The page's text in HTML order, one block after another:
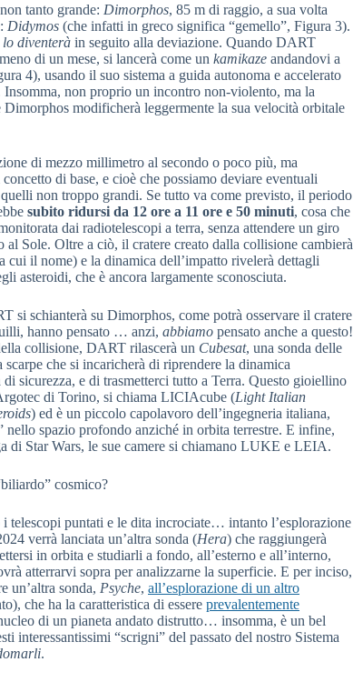
tanto grande: Dimorphos, 85 m di raggio, a sua volta
Didymos (che infatti in greco significa “gemello”, Figura 3).
lo diventerà in seguito alla deviazione. Quando DART
di un mese, si lancerà come un kamikaze andandovi a
4), usando il suo sistema a guida autonoma e accelerato
Insomma, non proprio un incontro non-violento, ma la
Dimorphos modificherà leggermente la sua velocità orbitale
di mezzo millimetro al secondo o poco più, ma
di base, e cioè che possiamo deviare eventuali
non troppo grandi. Se tutto va come previsto, il periodo
subito ridursi da 12 ore a 11 ore e 50 minuti, cosa che
dai radiotelescopi a terra, senza attendere un giro
al Sole. Oltre a ciò, il cratere creato dalla collisione cambierà
cui il nome) e la dinamica dell’impatto rivelerà dettagli
asteroidi, che è ancora largamente sconosciuta.
schianterà su Dimorphos, come potrà osservare il cratere
hanno pensato … anzi, abbiamo pensato anche a questo!
collisione, DART rilascerà un Cubesat, una sonda delle
che si incaricherà di riprendere la dinamica
di sicurezza, e di trasmetterci tutto a Terra. Questo gioiellino
di Torino, si chiama LICIAcube (Light Italian
) ed è un piccolo capolavoro dell’ingegneria italiana,
nello spazio profondo anziché in orbita terrestre. E infine,
di Star Wars, le sue camere si chiamano LUKE e LEIA.
cosmico?
telescopi puntati e le dita incrociate… intanto l’esplorazione
verrà lanciata un’altra sonda (Hera) che raggiungerà
in orbita e studiarli a fondo, all’esterno e all’interno,
atterrarvi sopra per analizzarne la superficie. E per inciso,
un’altra sonda, Psyche, all’esplorazione di un altro
che ha la caratteristica di essere prevalentemente
di un pianeta andato distrutto… insomma, è un bel
interessantissimi “scrigni” del passato del nostro Sistema
.